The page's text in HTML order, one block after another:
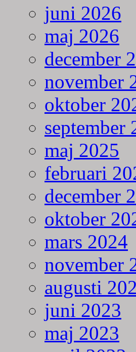
juni 2026
maj 2026
december
november
oktober
september
maj 2025
februari
december
oktober
mars 2024
november
augusti
juni 2023
maj 2023